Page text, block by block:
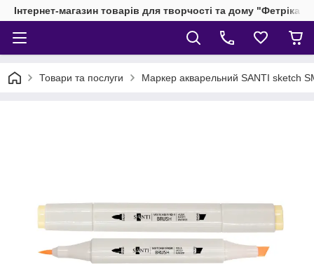
Інтернет-магазин товарів для творчості та дому "Фетріка"
Товари та послуги Маркер акварельний SANTI sketch